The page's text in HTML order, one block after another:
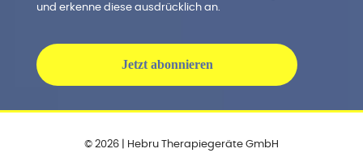
und erkenne diese ausdrücklich an.
© 2026 | Hebru Therapiegeräte GmbH